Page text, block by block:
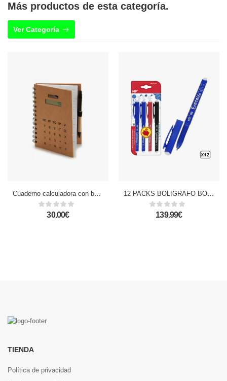
Más productos de esta categoría.
Ver Categoría
Cuaderno calculadora con bolígrafo 14 cm.
30.00€
12 PACKS BOLÍGRAFO BORRABLE 4 Uds.
139.99€
TIENDA
Política de privacidad